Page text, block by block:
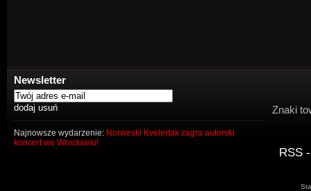
Newsletter
Najnowsze wydarzenie: Norweski Kvelertak zagra autorski
koncert we Wrocławiu!
Znaki
RSS